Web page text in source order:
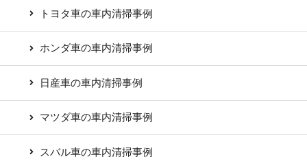
トヨタ車の車内清掃事例
ホンダ車の車内清掃事例
日産車の車内清掃事例
マツダ車の車内清掃事例
スバル車の車内清掃事例